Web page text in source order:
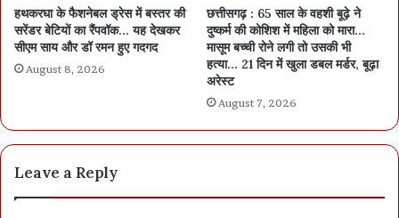
हथकरघा के फैशनेबल ड्रेस में बस्तर की
सरेंडर बेटियों का रैंपवॉक… यह देखकर
सीएम साय और डॉ रमन हुए गदगद
August 8, 2026
छत्तीसगढ़ : 65 साल के वहशी बूढ़े ने
दुष्कर्म की कोशिश में महिला को मारा…
मासूम बच्ची रोने लगी तो उसकी भी
हत्या… 21 दिन में खुला डबल मर्डर, बूढ़ा
अरेस्ट
August 7, 2026
Leave a Reply